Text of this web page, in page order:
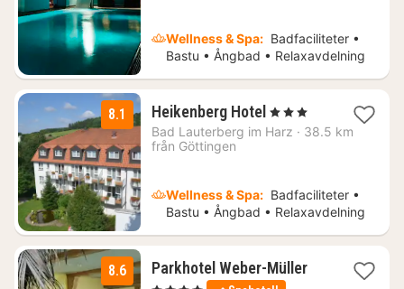
Wellness & Spa: Badfaciliteter •
Bastu • Ångbad • Relaxavdelning
8.1 Heikenberg Hotel 2
nätter
, 3 Stjärnor
Bad Lauterberg im Harz · 38.5 km
från Göttingen
Wellness & Spa: Badfaciliteter •
Bastu • Ångbad • Relaxavdelning
8.6 Parkhotel Weber-Müller1